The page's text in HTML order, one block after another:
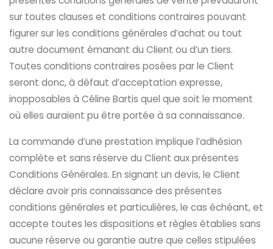
sur toutes clauses et conditions contraires pouvant
figurer sur les conditions générales d’achat ou tout
autre document émanant du Client ou d’un tiers.
Toutes conditions contraires posées par le Client
seront donc, à défaut d’acceptation expresse,
inopposables à Céline Bartis quel que soit le moment
où elles auraient pu être portée à sa connaissance.
La commande d’une prestation implique l’adhésion
complète et sans réserve du Client aux présentes
Conditions Générales. En signant un devis, le Client
déclare avoir pris connaissance des présentes
conditions générales et particulières, le cas échéant, et
accepte toutes les dispositions et règles établies sans
aucune réserve ou garantie autre que celles stipulées